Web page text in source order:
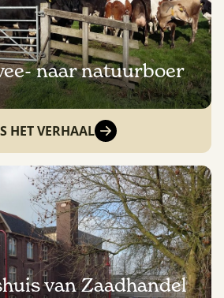
naar natuurboer
HET VERHAAL
van Zaadhandel